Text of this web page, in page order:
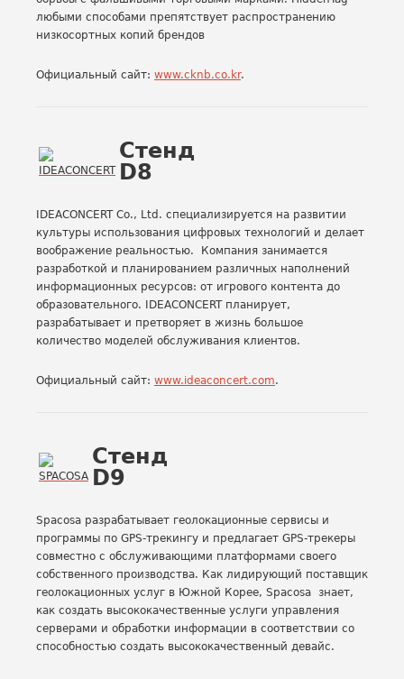
любыми способами препятствует распространению
низкосортных копий брендов
Официальный сайт: www.cknb.co.kr.
Стенд
D8
IDEACONCERT Co., Ltd. специализируется на развитии
культуры использования цифровых технологий и делает
воображение реальностью. Компания занимается
разработкой и планированием различных наполнений
информационных ресурсов: от игрового контента до
образовательного. IDEACONCERT планирует,
разрабатывает и претворяет в жизнь большое
количество моделей обслуживания клиентов.
Официальный сайт: www.ideaconcert.com.
Стенд
D9
Spacosa разрабатывает геолокационные сервисы и
программы по GPS-трекингу и предлагает GPS-трекеры
совместно с обслуживающими платформами своего
собственного производства. Как лидирующий поставщик
геолокационных услуг в Южной Корее, Spacosa знает,
как создать высококачественные услуги управления
серверами и обработки информации в соответствии со
способностью создать высококачественный девайс.